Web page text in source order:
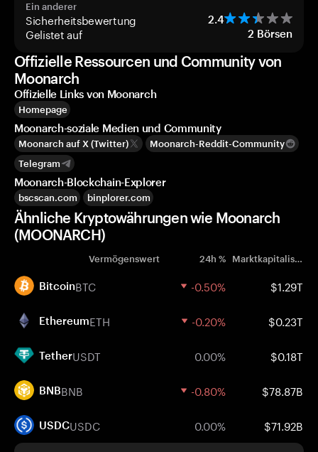
Ein anderer
Sicherheitsbewertung 2.4
Gelistet auf 2 Börsen
Offizielle Ressourcen und Community von
Moonarch
Offizielle Links von Moonarch
Homepage
Moonarch-soziale Medien und Community
Moonarch auf X (Twitter)
Moonarch-Reddit-Community
Telegram
Moonarch-Blockchain-Explorer
bscscan.com binplorer.com
Ähnliche Kryptowährungen wie Moonarch
(MOONARCH)
Vermögenswert 24h % Marktkapitalisierung
BitcoinBTC -0.50% $1.29T
EthereumETH -0.20% $0.23T
TetherUSDT 0.00% $0.18T
BNBBNB -0.80% $78.87B
USDCUSDC 0.00% $71.92B